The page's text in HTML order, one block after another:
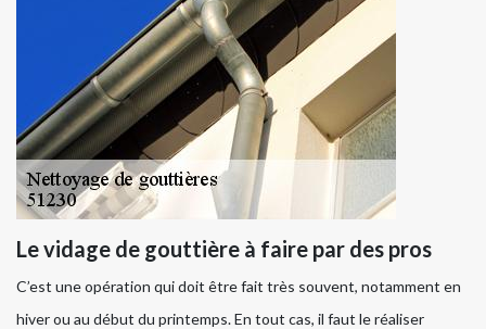
Le vidage de gouttière à faire par des pros
C’est une opération qui doit être fait très souvent, notamment en
hiver ou au début du printemps. En tout cas, il faut le réaliser